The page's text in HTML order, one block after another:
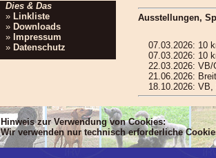
Dies & Das
» Linkliste
» Downloads
» Impressum
» Datenschutz
Ausstellungen,
07.03.2026: 10
07.03.2026: 10
22.03.2026: VB/
21.06.2026:
18.10.2026: VB,
Hinweis zur Verwendung von Cookies:
Wir verwenden nur technisch erforderliche
'Dim mlTIT, mlBOD, mlVON, mlsTIT, mlAN, mlsBOD